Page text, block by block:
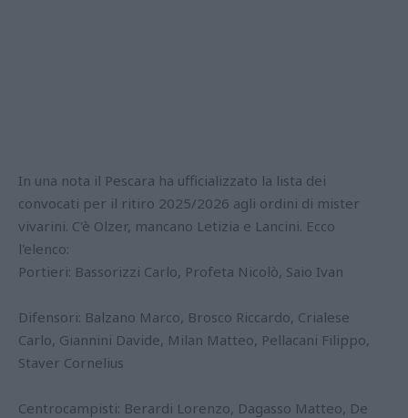
In una nota il Pescara ha ufficializzato la lista dei
convocati per il ritiro 2025/2026 agli ordini di mister
vivarini. C'è Olzer, mancano Letizia e Lancini. Ecco
l'elenco:
Portieri: Bassorizzi Carlo, Profeta Nicolò, Saio Ivan
Difensori: Balzano Marco, Brosco Riccardo, Crialese
Carlo, Giannini Davide, Milan Matteo, Pellacani Filippo,
Staver Cornelius
Centrocampisti: Berardi Lorenzo, Dagasso Matteo, De